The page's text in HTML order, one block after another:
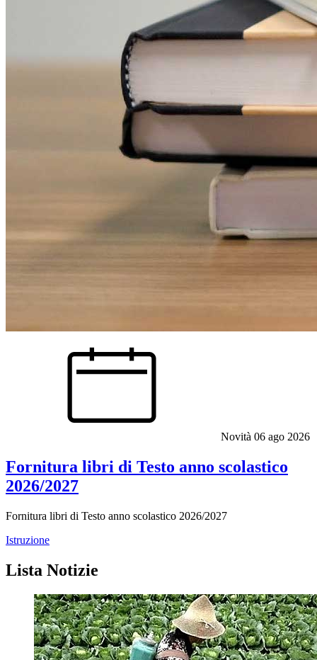
Novità 06 ago 2026
Fornitura libri di Testo anno scolastico
2026/2027
Fornitura libri di Testo anno scolastico 2026/2027
Istruzione
Lista Notizie